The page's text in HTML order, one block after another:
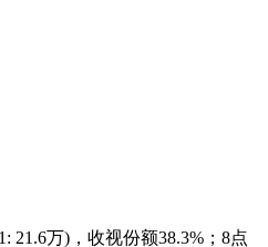
21.6万)，收视份额38.3%；8点